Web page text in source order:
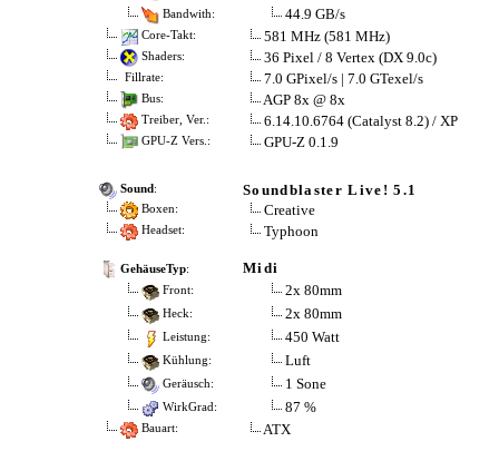
Bandwith: 44.9 GB/s
Core-Takt: 581 MHz (581 MHz)
Shaders: 36 Pixel / 8 Vertex (DX 9.0c)
Fillrate: 7.0 GPixel/s | 7.0 GTexel/s
Bus: AGP 8x @ 8x
Treiber, Ver.: 6.14.10.6764 (Catalyst 8.2) / XP
GPU-Z Vers.: GPU-Z 0.1.9
Sound: Soundblaster Live! 5.1
Boxen: Creative
Headset: Typhoon
GehäuseTyp: Midi
Front: 2x 80mm
Heck: 2x 80mm
Leistung: 450 Watt
Kühlung: Luft
Geräusch: 1 Sone
WirkGrad: 87 %
Bauart: ATX